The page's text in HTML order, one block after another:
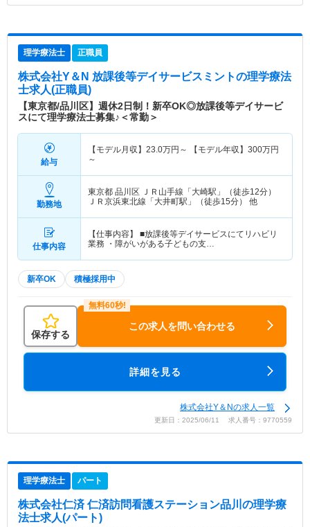
理学療法士 正職員
株式会社Y＆N 放課後等デイサービスミントの理学療法
士求人(正職員)
【東京都/品川区】週休2日制！新卒OK◎放課後等デイサービ
スにて理学療法士募集♪＜常勤＞
給与
【モデル月収】 23.0万円～ 【モデル年収】 300万円
～
勤務地
東京都 品川区 ＪＲ山手線「大崎駅」（徒歩12分）
ＪＲ京浜東北線「大井町駅」（徒歩15分） 他
仕事内容
【仕事内容】 ■放課後等デイサービスにてリハビリ
業務 ・障がいがある子どもの支…
新卒OK 積極採用中
保存する
この求人を問い合わせる
詳細を見る
株式会社Y＆Nの求人一覧
更新日：2025/06/11 求人番号：9770559
理学療法士 パート
株式会社仁済 仁済訪問看護ステーション品川 の理学療
法士求人(パート)